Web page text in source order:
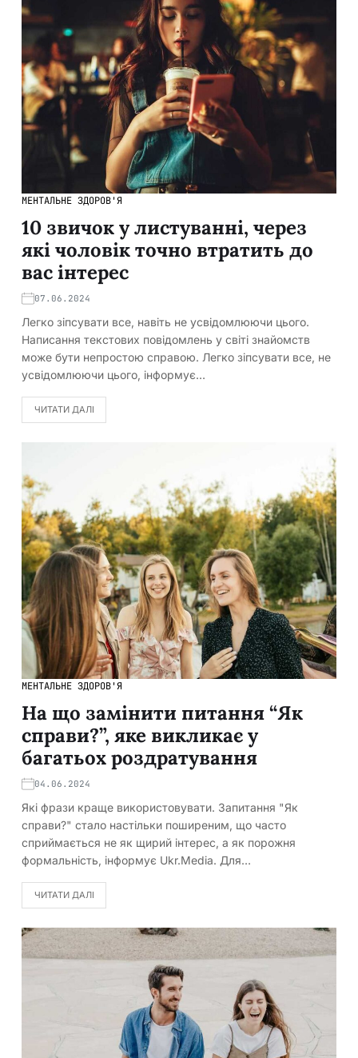
МЕНТАЛЬНЕ ЗДОРОВ'Я
10 звичок у листуванні, через
які чоловік точно втратить до
вас інтерес
07.06.2024
Легко зіпсувати все, навіть не усвідомлюючи цього.
Написання текстових повідомлень у світі знайомств
може бути непростою справою. Легко зіпсувати все, не
усвідомлюючи цього, інформує…
ЧИТАТИ ДАЛІ
МЕНТАЛЬНЕ ЗДОРОВ'Я
На що замінити питання “Як
справи?”, яке викликає у
багатьох роздратування
04.06.2024
Які фрази краще використовувати. Запитання "Як
справи?" стало настільки поширеним, що часто
сприймається не як щирий інтерес, а як порожня
формальність, інформує Ukr.Media. Для…
ЧИТАТИ ДАЛІ